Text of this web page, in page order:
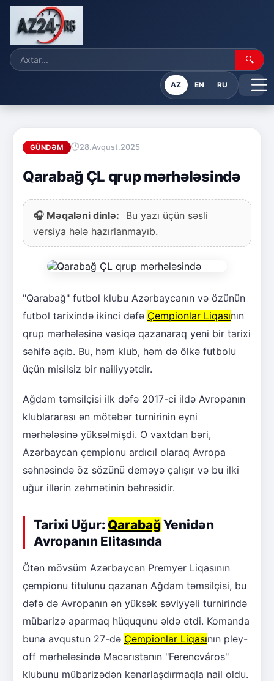
🔍
AZ EN RU
GÜNDƏM 28.Avqust.2025
Qarabağ ÇL qrup mərhələsində
🎧 Məqaləni dinlə:
Bu yazı üçün səsli
versiya hələ hazırlanmayıb.
"Qarabağ" futbol klubu Azərbaycanın və özünün
futbol tarixində ikinci dəfə Çempionlar Liqasının
qrup mərhələsinə vəsiqə qazanaraq yeni bir tarixi
səhifə açıb. Bu, həm klub, həm də ölkə futbolu
üçün misilsiz bir nailiyyətdir.
Ağdam təmsilçisi ilk dəfə 2017-ci ildə Avropanın
klublararası ən mötəbər turnirinin eyni
mərhələsinə yüksəlmişdi. O vaxtdan bəri,
Azərbaycan çempionu ardıcıl olaraq Avropa
səhnəsində öz sözünü deməyə çalışır və bu ilki
uğur illərin zəhmətinin bəhrəsidir.
Tarixi Uğur: QarabağYenidən
Avropanın Elitasında
Ötən mövsüm Azərbaycan Premyer Liqasının
çempionu titulunu qazanan Ağdam təmsilçisi, bu
dəfə də Avropanın ən yüksək səviyyəli turnirində
mübarizə aparmaq hüququnu əldə etdi. Komanda
buna avqustun 27-də Çempionlar Liqasının pley-
off mərhələsində Macarıstanın "Ferencváros"
klubunu mübarizədən kənarlaşdırmaqla nail oldu.